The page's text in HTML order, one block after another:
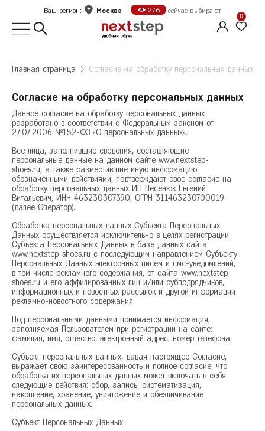
Главная страница Согласие на обработку персональных данных
Выбор города
Город
Москва
Б Белгород
В Волгоград
Е Екатеринбург
Ж Железногорск
К
Казань
Калуга
Красногорск
Краснодар
Красноярск
Курск
Л Липецк
Н
Нижний Новгород
Новосибирск
О
Омск
Ваш регион: Москва 276 сейчас выбирают
0
Согласие на обработку персональных данных
Данное согласие на обработку персональных данных
разработано в соответствии с Федеральным законом от
27.07.2006 №152-ФЗ «О персональных данных».
Все лица, заполнившие сведения, составляющие
персональные данные на данном сайте www.nextstep-
shoes.ru, а также разместившие иную информацию
обозначенными действиями, подтверждают свое согласие на
обработку персональных данных ИП Несенюк Евгений
Витальевич, ИНН 463230307390, ОГРН 311463230700019
(далее Оператор).
Обработка персональных данных Субъекта Персональных
Данных осуществляется исключительно в целях регистрации
Субъекта Персональных Данных в базе данных сайта
www.nextstep-shoes.ru с последующим направлением Субъекту
Персональных Данных электронных писем и смс-уведомлений,
в том числе рекламного содержания, от сайта www.nextstep-
shoes.ru и его аффилированных лиц и/или субподрядчиков,
информационных и новостных рассылок и другой информации
рекламно-новостного содержания.
Под персональными данными понимается информация,
заполняемая Пользователем при регистрации на сайте:
фамилия, имя, отчество, электронный адрес, номер телефона.
Субъект персональных данных, давая настоящее Согласие,
выражает свою заинтересованность и полное согласие, что
обработка их персональных данных может включать в себя
следующие действия: сбор, запись, систематизация,
накопление, хранение, уничтожение и обезличивание
персональных данных.
Субъект Персональных Данных:
Оформить заказ